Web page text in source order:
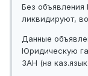
Без объявления
ликвидируют,
Данные
Юридическую
ЗАН (на